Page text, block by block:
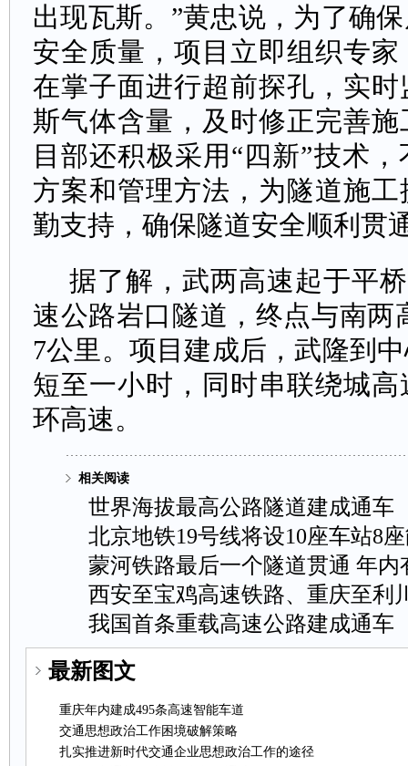
出现瓦斯。”黄忠说，为了确
安全质量，项目立即组织专
在掌子面进行超前探孔，实
斯气体含量，及时修正完善
目部还积极采用“四新”技术
方案和管理方法，为隧道施
勤支持，确保隧道安全顺利贯
据了解，武两高速起于平
速公路岩口隧道，终点与南两
7公里。项目建成后，武隆到
短至一小时，同时串联绕城
环高速。
相关阅读
世界海拔最高公路隧道建成通车
北京地铁19号线将设10座车站8
蒙河铁路最后一个隧道贯通年内
西安至宝鸡高速铁路、重庆至利
我国首条重载高速公路建成通车
最新图文
重庆年内建成495条高速智能车道
交通思想政治工作困境破解策略
扎实推进新时代交通企业思想政治工作的途径